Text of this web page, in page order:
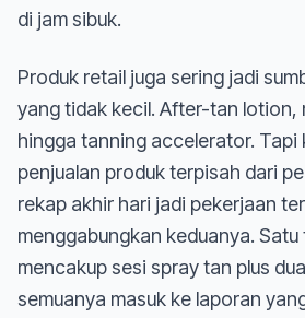
di jam sibuk.
Produk retail juga sering jadi
yang tidak kecil. After-tan lotion,
hingga tanning accelerator. Tapi
penjualan produk terpisah dari
rekap akhir hari jadi pekerjaan
menggabungkan keduanya.
mencakup sesi spray tan plus
semuanya masuk ke laporan